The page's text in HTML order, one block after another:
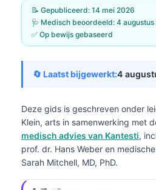
📝 Gepubliceerd: 14 mei 2026
🩺 Medisch beoordeeld: 4 augustus
✅ Op bewijs gebaseerd
🔄 Laatst bijgewerkt:4
Deze gids is geschreven onder
Klein, arts in samenwerking met
medisch advies van Kantesti,
prof. dr. Hans Weber en
Sarah Mitchell, MD, PhD.